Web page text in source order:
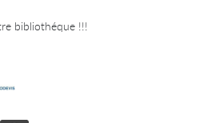
pouvez vous désinscrire à tout moment en utilisant
bibliothéque !!!